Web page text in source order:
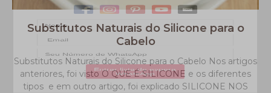
Substitutos Naturais do Silicone para o
Cabelo
Substitutos Naturais do Silicone para o Cabelo Nos artigos
anteriores, foi visto O QUE É SILICONE e os diferentes
tipos e em outro artigo, foi explicado SILICONE NOS